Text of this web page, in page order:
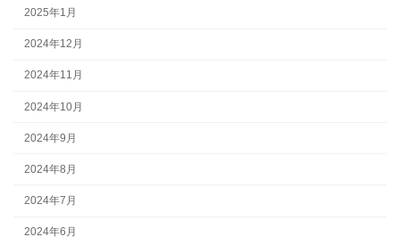
2025年1月
2024年12月
2024年11月
2024年10月
2024年9月
2024年8月
2024年7月
2024年6月